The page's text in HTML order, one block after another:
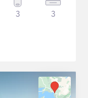
3 3